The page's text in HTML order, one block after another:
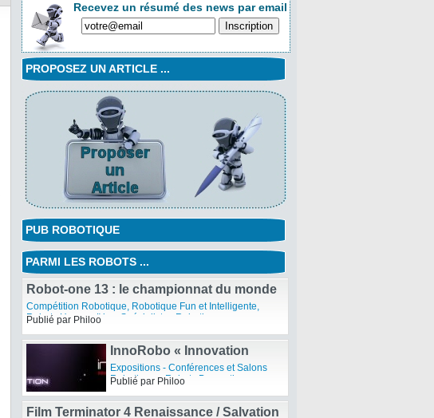
Recevez un résumé des news par email
PROPOSEZ UN ARTICLE ...
PUB ROBOTIQUE
PARMI LES ROBOTS ...
Robot-one 13 : le championnat du monde
des robots de combat
Compétition Robotique
Publié par Philoo
InnoRobo « Innovation
Robotics Summit »: Le salon
européen de la Robotique
de Service à Lyon, 23-25
Expositions - Conférences et Salons
Spécialistes Robotiques
Publié par Philoo